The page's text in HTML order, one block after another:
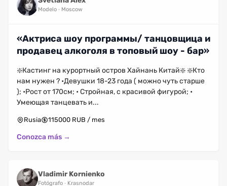
Modelo Moscow
«Актриса шоу программы/ танцовщица и
продавец алкоголя в топовый шоу - бар»
❇️Кастинг на курортный остров Хайнань Китай❇️ ❇️Кто
нам нужен ? •Девушки 18-23 года ( можно чуть старше
); •Рост от 170см; • Стройная, с красивой фигурой; •
Умеющая танцевать и...
Rusia 115000 RUB / mes
Conozca más →
Vladimir Kornienko
Fotógrafo Krasnodar